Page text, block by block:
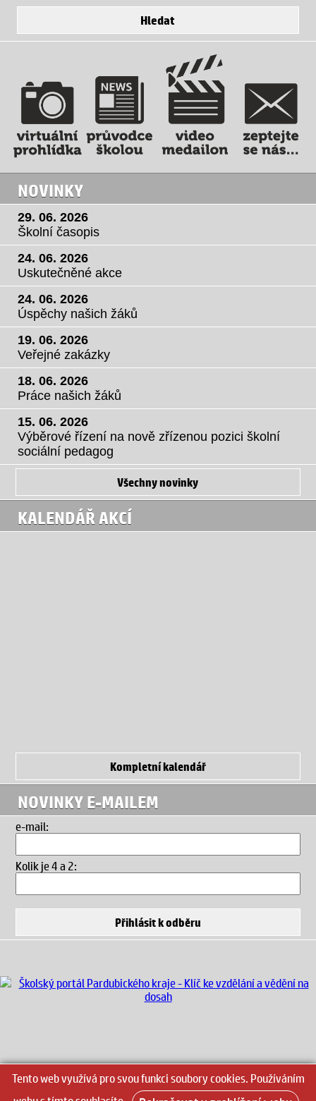
NOVINKY
29. 06. 2026
Školní časopis
24. 06. 2026
Uskutečněné akce
24. 06. 2026
Úspěchy našich žáků
19. 06. 2026
Veřejné zakázky
18. 06. 2026
Práce našich žáků
15. 06. 2026
Výběrové řízení na nově zřízenou pozici školní
sociální pedagog
Všechny novinky
KALENDÁŘ AKCÍ
Kompletní kalendář
NOVINKY E-MAILEM
e-mail:
Kolik je 4 a 2:
Tento web využívá pro svou funkci soubory cookies. Používáním